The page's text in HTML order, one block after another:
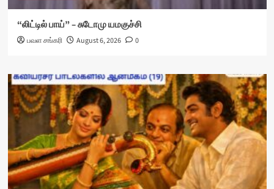
“லிட்டில் பாய்” – சுடோமு யமகுச்சி
பவள சங்கரி August 6, 2026 0